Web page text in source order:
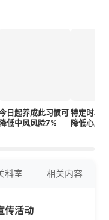
日起养成此习惯可
降低中风风险7%
特定时段
降低心脏
科室 相关内容
传活动